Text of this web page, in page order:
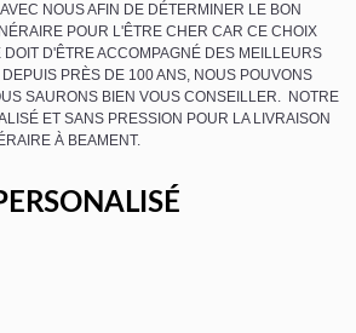
NOUS AFIN DE DÉTERMINER LE BON
POUR L'ÊTRE CHER CAR CE CHOIX
DOIT D'ÊTRE ACCOMPAGNÉ DES MEILLEURS
PRÈS DE 100 ANS, NOUS POUVONS
SAURONS BIEN VOUS CONSEILLER. NOTRE
ET SANS PRESSION POUR LA LIVRAISON
À BEAMENT.